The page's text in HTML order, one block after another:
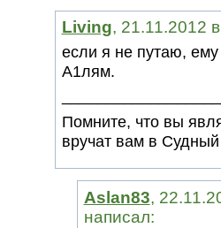
Living, 21.11.2012
если я не путаю,
А1лям.
Помните, что вы
вручат вам в
Aslan83,
написал: